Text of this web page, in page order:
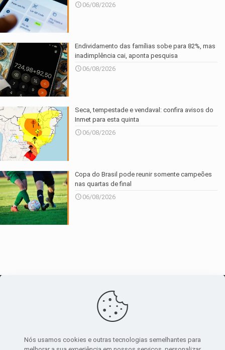
06/08/2026
Endividamento das famílias sobe para 82%, mas
inadimplência cai, aponta pesquisa
06/08/2026
Seca, tempestade e vendaval: confira avisos do
Inmet para esta quinta
06/08/2026
Copa do Brasil pode reunir somente campeões
nas quartas de final
06/08/2026
canal de notícias
Nós usamos cookies e outras tecnologias semelhantes para